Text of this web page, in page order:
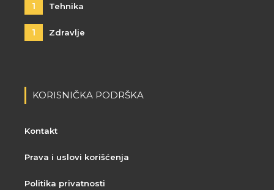
1 Tehnika
1 Zdravlje
KORISNIČKA PODRŠKA
Kontakt
Prava i uslovi korišćenja
Politika privatnosti